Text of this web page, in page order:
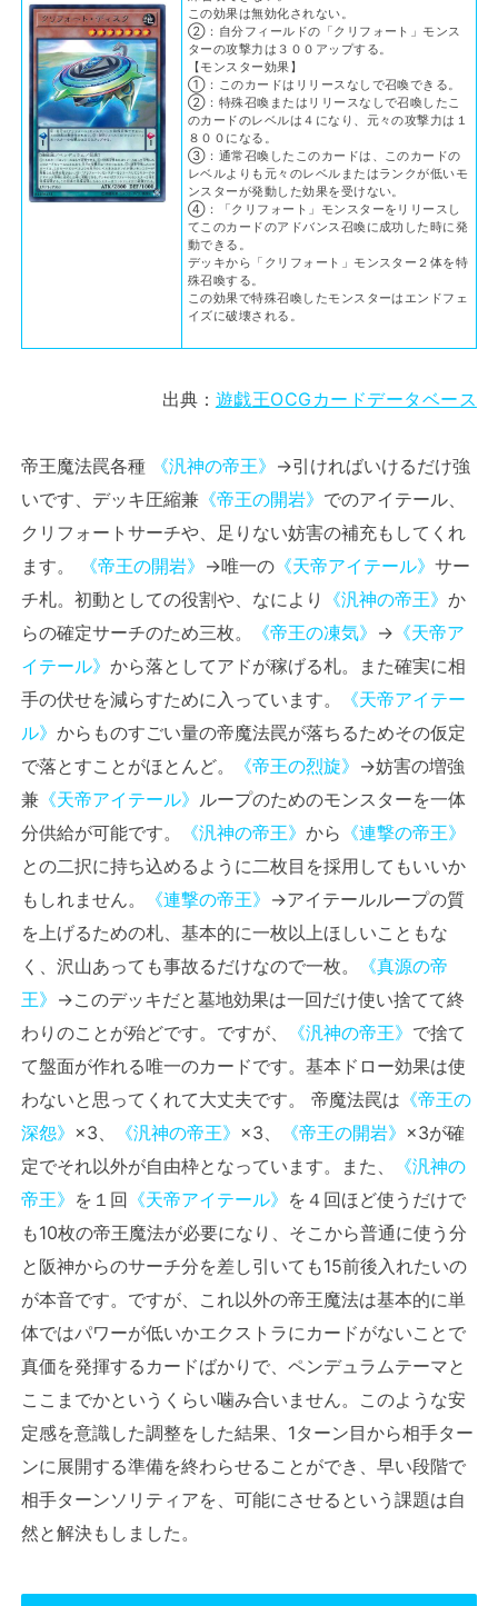
この効果は無効化されない。
②：自分フィールドの「クリフォート」モンス
ターの攻撃力は３００アップする。
【モンスター効果】
①：このカードはリリースなしで召喚できる。
②：特殊召喚またはリリースなしで召喚したこ
のカードのレベルは４になり、元々の攻撃力は１
８００になる。
③：通常召喚したこのカードは、このカードの
レベルよりも元々のレベルまたはランクが低いモ
ンスターが発動した効果を受けない。
④：「クリフォート」モンスターをリリースし
てこのカードのアドバンス召喚に成功した時に発
動できる。
デッキから「クリフォート」モンスター２体を特
殊召喚する。
この効果で特殊召喚したモンスターはエンドフェ
イズに破壊される。
出典： 遊戯王OCGカードデータベース
帝王魔法罠各種 《汎神の帝王》 →引ければいけるだけ強
いです、デッキ圧縮兼 《帝王の開岩》 でのアイテール、
クリフォートサーチや、足りない妨害の補充もしてくれ
ます。
《帝王の開岩》 →唯一の 《天帝アイテール》 サー
チ札。初動としての役割や、なにより
《汎神の帝王》 か
らの確定サーチのため三枚。
《帝王の凍気》 → 《天帝ア
イテール》 から落としてアドが稼げる札。また確実に相
手の伏せを減らすために入っています。
《天帝アイテー
ル》 からものすごい量の帝魔法罠が落ちるためその仮定
で落とすことがほとんど。
《帝王の烈旋》 →妨害の増強
兼 《天帝アイテール》 ループのためのモンスターを一体
分供給が可能です。
《汎神の帝王》 から 《連撃の帝王》
との二択に持ち込めるように二枚目を採用してもいいか
もしれません。
《連撃の帝王》 →アイテールループの質
を上げるための札、基本的に一枚以上ほしいこともな
く、沢山あっても事故るだけなので一枚。
《真源の帝
王》 →このデッキだと墓地効果は一回だけ使い捨てて終
わりのことが殆どです。ですが、
《汎神の帝王》 で捨て
て盤面が作れる唯一のカードです。基本ドロー効果は使
わないと思ってくれて大丈夫です。 帝魔法罠は 《帝王の
深怨》 ×3、 《汎神の帝王》 ×3、 《帝王の開岩》 ×3が確
定でそれ以外が自由枠となっています。また、
《汎神の
帝王》 を１回 《天帝アイテール》 を４回ほど使うだけで
も10枚の帝王魔法が必要になり、そこから普通に使う分
と阪神からのサーチ分を差し引いても15前後入れたいの
が本音です。ですが、これ以外の帝王魔法は基本的に単
体ではパワーが低いかエクストラにカードがないことで
真価を発揮するカードばかりで、ペンデュラムテーマと
ここまでかというくらい噛み合いません。このような安
定感を意識した調整をした結果、1ターン目から相手ター
ンに展開する準備を終わらせることができ、早い段階で
相手ターンソリティアを、可能にさせるという課題は自
然と解決もしました。